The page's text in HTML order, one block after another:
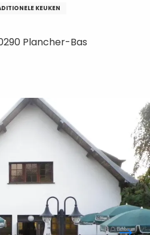
KEUKEN
Plancher-Bas